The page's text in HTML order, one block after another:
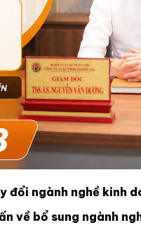
đổi ngành nghề kinh
về bổ sung ngành